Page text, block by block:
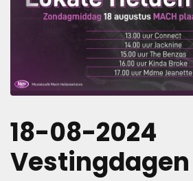
18-08-2024
Vestingdagen